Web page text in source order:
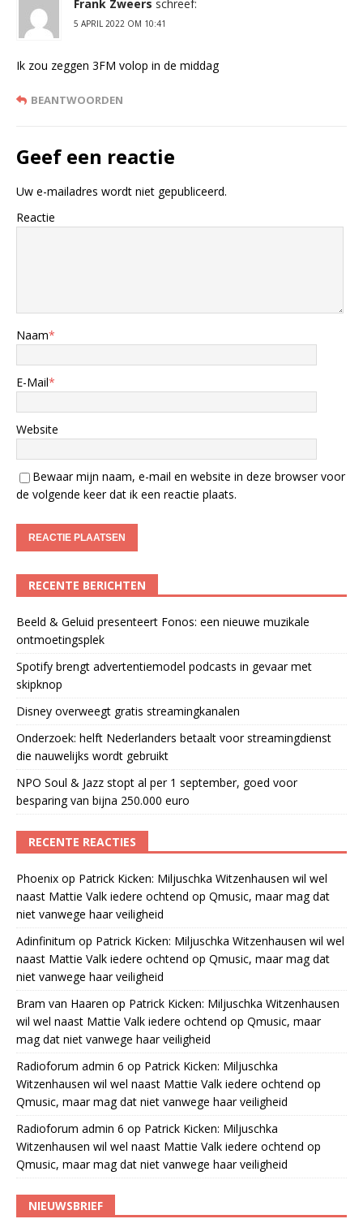
Frank Zweers schreef:
5 APRIL 2022 OM 10:41
Ik zou zeggen 3FM volop in de middag
BEANTWOORDEN
Geef een reactie
Uw e-mailadres wordt niet gepubliceerd.
Reactie
Naam*
E-Mail*
Website
Bewaar mijn naam, e-mail en website in deze browser voor
de volgende keer dat ik een reactie plaats.
RECENTE BERICHTEN
Beeld & Geluid presenteert Fonos: een nieuwe muzikale
ontmoetingsplek
Spotify brengt advertentiemodel podcasts in gevaar met
skipknop
Disney overweegt gratis streamingkanalen
Onderzoek: helft Nederlanders betaalt voor streamingdienst
die nauwelijks wordt gebruikt
NPO Soul & Jazz stopt al per 1 september, goed voor
besparing van bijna 250.000 euro
RECENTE REACTIES
Phoenix op Patrick Kicken: Miljuschka Witzenhausen wil wel
naast Mattie Valk iedere ochtend op Qmusic, maar mag dat
niet vanwege haar veiligheid
Adinfinitum op Patrick Kicken: Miljuschka Witzenhausen wil wel
naast Mattie Valk iedere ochtend op Qmusic, maar mag dat
niet vanwege haar veiligheid
Bram van Haaren op Patrick Kicken: Miljuschka Witzenhausen
wil wel naast Mattie Valk iedere ochtend op Qmusic, maar
mag dat niet vanwege haar veiligheid
Radioforum admin 6 op Patrick Kicken: Miljuschka
Witzenhausen wil wel naast Mattie Valk iedere ochtend op
Qmusic, maar mag dat niet vanwege haar veiligheid
Radioforum admin 6 op Patrick Kicken: Miljuschka
Witzenhausen wil wel naast Mattie Valk iedere ochtend op
Qmusic, maar mag dat niet vanwege haar veiligheid
NIEUWSBRIEF